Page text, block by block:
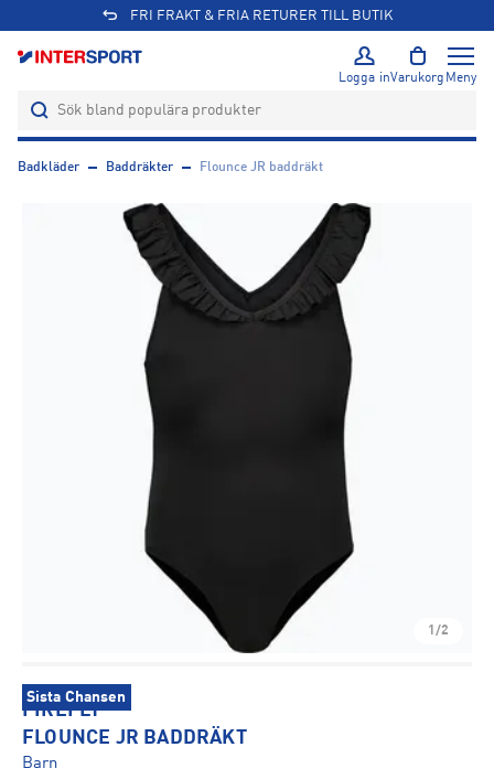
FRI FRAKT & FRIA RETURER TILL BUTIK
Logga inVarukorg Meny
Badkläder Baddräkter Flounce JR baddräkt
1/2
Sista Chansen
FIREFLY
FLOUNCE JR BADDRÄKT
Barn